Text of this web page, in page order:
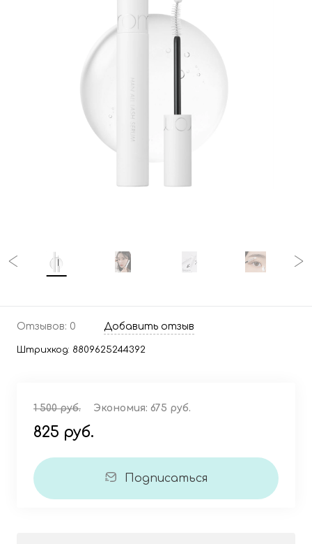
Отзывов: 0 Добавить отзыв
Штрихкод: 8809625244392
1 500 руб. Экономия: 675 руб.
825 руб.
Подписаться